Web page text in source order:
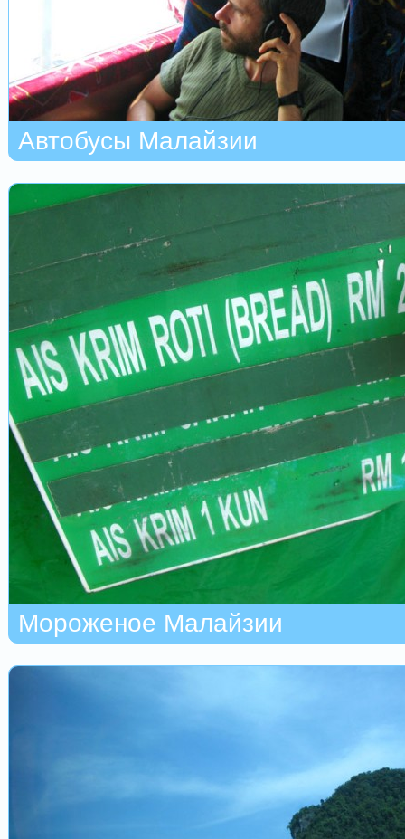
Автобусы Малайзии
Мороженое Малайзии